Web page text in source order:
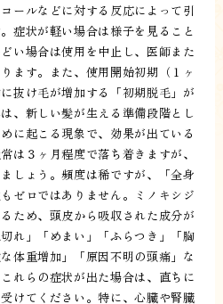
ールなどに対する反応によって引
症状が軽い場合は様子を見ること
い場合は使用を中止し、医師また
ます。また、使用開始初期（１ヶ
抜け毛が増加する「初期脱毛」が
、新しい髪が生える準備段階とし
に起こる現象で、効果が出ている
は３ヶ月程度で落ち着きますが、
しょう。頻度は稀ですが、「全身
ゼロではありません。ミノキシジ
ため、頭皮から吸収された成分が
れ」「めまい」「ふらつき」「胸
体重増加」「原因不明の頭痛」な
れらの症状が出た場合は、直ちに
けてください。特に、心臓や腎臓